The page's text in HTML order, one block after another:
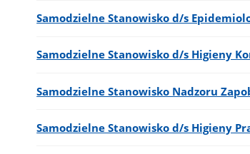
Samodzielne Stanowisko d/s
Samodzielne Stanowisko d/s Higieny
Samodzielne Stanowisko Nadzoru
Samodzielne Stanowisko d/s Higieny